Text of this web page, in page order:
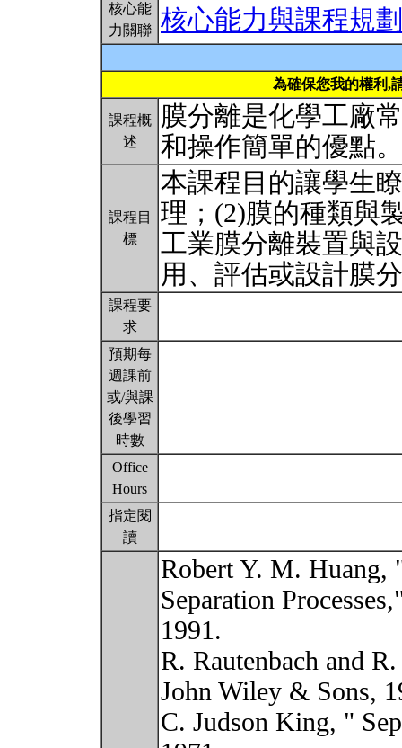
核心能
力關聯
核心能力與課程規
為確保您我的權利,
課程概
述
膜分離是化學工廠
和操作簡單的優點
課程目
標
本課程目的讓學生
理；(2)膜的種類與
工業膜分離裝置與
用、評估或設計膜
課程要
求
預期每
週課前
或/與課
後學習
時數
Office
Hours
指定閱
讀
Robert Y. M. Huang,
Separation
1991.
R. Rautenbach and
John Wiley & Sons,
C. Judson King, "